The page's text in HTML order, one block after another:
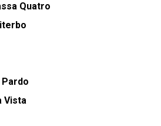
Quatro
Pardo
Vista